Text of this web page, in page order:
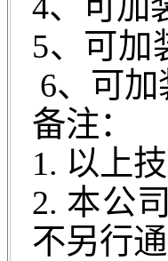
5、
6、可
备注：
1. 以上
2. 本公
不另行通